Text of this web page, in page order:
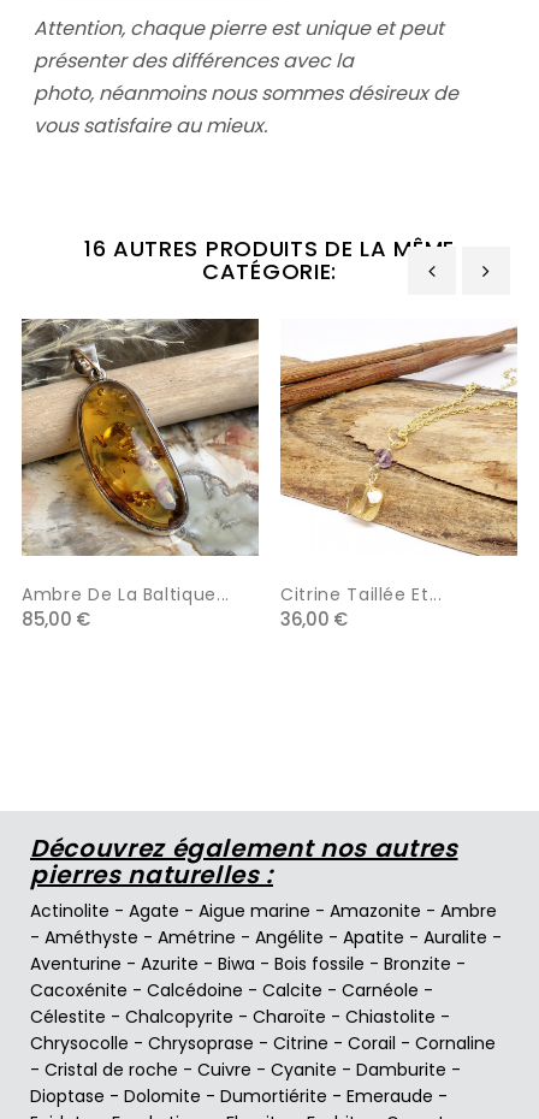
Attention, chaque pierre est unique et peut
présenter des différences avec la
photo, néanmoins nous sommes désireux de
vous satisfaire au mieux.
16 AUTRES PRODUITS DE LA MÊME
CATÉGORIE:
Ambre De La Baltique...
85,00 €
Citrine Taillée Et...
36,00 €
Découvrez également nos autres
pierres naturelles :
Actinolite - Agate - Aigue marine - Amazonite - Ambre
- Améthyste - Amétrine - Angélite - Apatite - Auralite -
Aventurine - Azurite - Biwa - Bois fossile - Bronzite -
Cacoxénite - Calcédoine - Calcite - Carnéole -
Célestite - Chalcopyrite - Charoïte - Chiastolite -
Chrysocolle - Chrysoprase - Citrine - Corail - Cornaline
- Cristal de roche - Cuivre - Cyanite - Damburite -
Dioptase - Dolomite - Dumortiérite - Emeraude -